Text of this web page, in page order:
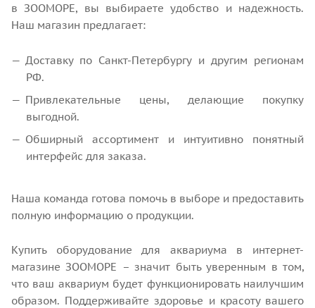
в ЗООМОРЕ, вы выбираете удобство и надежность.
Наш магазин предлагает:
Доставку по Санкт-Петербургу и другим регионам
РФ.
Привлекательные цены, делающие покупку
выгодной.
Обширный ассортимент и интуитивно понятный
интерфейс для заказа.
Наша команда готова помочь в выборе и предоставить
полную информацию о продукции.
Купить оборудование для аквариума в интернет-
магазине ЗООМОРЕ – значит быть уверенным в том,
что ваш аквариум будет функционировать наилучшим
образом. Поддерживайте здоровье и красоту вашего